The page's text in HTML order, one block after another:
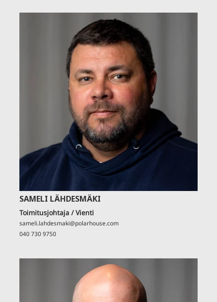
SAMELI LÄHDESMÄKI
Toimitusjohtaja / Vienti
sameli.lahdesmaki@polarhouse.com
040 730 9750